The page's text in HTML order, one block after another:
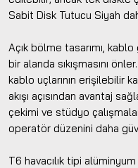
Sabit Disk Tutucu Siyah
Açık bölme tasarımı,
bir alanda sıkışmasını
kablo uçlarının erişilebilir
akışı açısından avantaj
çekimi ve stüdyo
operatör düzenini daha
T6 havacılık tipi